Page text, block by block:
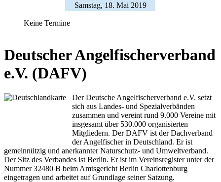
Samstag, 18. Mai 2019
Keine Termine
Deutscher Angelfischerverband
e.V. (DAFV)
Der Deutsche Angelfischerverband e.V. setzt
sich aus Landes- und Spezialverbänden
zusammen und vereint rund 9.000 Vereine mit
insgesamt über 530.000 organisierten
Mitgliedern. Der DAFV ist der Dachverband
der Angelfischer in Deutschland. Er ist
gemeinnützig und anerkannter Naturschutz- und Umweltverband.
Der Sitz des Verbandes ist Berlin. Er ist im Vereinsregister unter der
Nummer 32480 B beim Amtsgericht Berlin Charlottenburg
eingetragen und arbeitet auf Grundlage seiner Satzung.